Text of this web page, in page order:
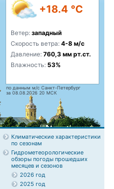
+18.4 °C
Ветер: западный
Скорость ветра: 4-8 м/с
Давление: 760,3 мм рт.ст.
Влажность: 53%
по данным м/с Санкт-Петербург
за 08.08.2026 20 МСК
Климатические характеристики
по сезонам
Гидрометеорологические
обзоры погоды прошедших
месяцев и сезонов
2026 год
2025 год